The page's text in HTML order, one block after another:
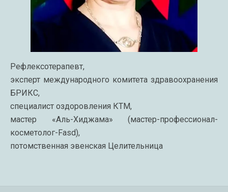
Рефлексотерапевт,
эксперт международного комитета здравоохранения
БРИКС,
специалист оздоровления КТМ,
мастер «Аль-Хиджама» (мастер-профессионал-
косметолог-Fasd),
потомственная эвенская Целительница